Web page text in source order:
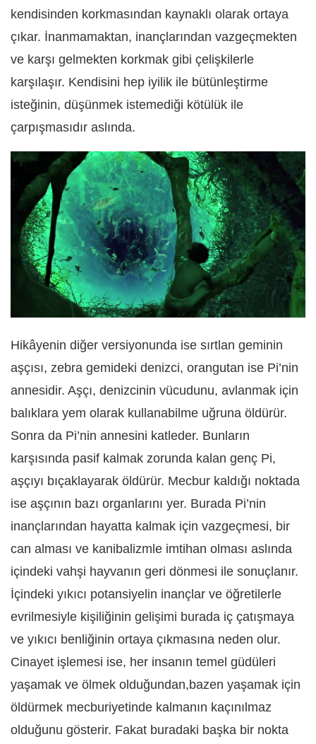
kendisinden korkmasından kaynaklı olarak ortaya
çıkar. İnanmamaktan, inançlarından vazgeçmekten
ve karşı gelmekten korkmak gibi çelişkilerle
karşılaşır. Kendisini hep iyilik ile bütünleştirme
isteğinin, düşünmek istemediği kötülük ile
çarpışmasıdır aslında.
Hikâyenin diğer versiyonunda ise sırtlan geminin
aşçısı, zebra gemideki denizci, orangutan ise Pi’nin
annesidir. Aşçı, denizcinin vücudunu, avlanmak için
balıklara yem olarak kullanabilme uğruna öldürür.
Sonra da Pi’nin annesini katleder. Bunların
karşısında pasif kalmak zorunda kalan genç Pi,
aşçıyı bıçaklayarak öldürür. Mecbur kaldığı noktada
ise aşçının bazı organlarını yer. Burada Pi’nin
inançlarından hayatta kalmak için vazgeçmesi, bir
can alması ve kanibalizmle imtihan olması aslında
içindeki vahşi hayvanın geri dönmesi ile sonuçlanır.
İçindeki yıkıcı potansiyelin inançlar ve öğretilerle
evrilmesiyle kişiliğinin gelişimi burada iç çatışmaya
ve yıkıcı benliğinin ortaya çıkmasına neden olur.
Cinayet işlemesi ise, her insanın temel güdüleri
yaşamak ve ölmek olduğundan,bazen yaşamak için
öldürmek mecburiyetinde kalmanın kaçınılmaz
olduğunu gösterir. Fakat buradaki başka bir nokta